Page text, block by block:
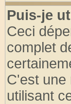
Puis-je
Ceci
complet
C'est une
utilisant